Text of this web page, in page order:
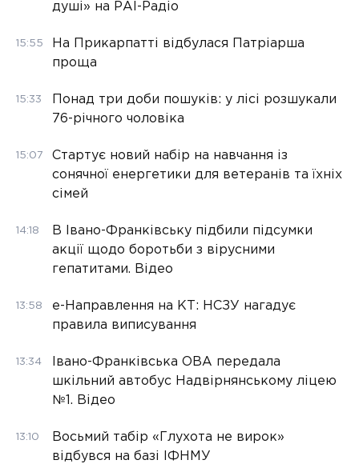
душі» на РАІ-Радіо
15:55
На Прикарпатті відбулася Патріарша
проща
15:33
Понад три доби пошуків: у лісі розшукали
76-річного чоловіка
15:07
Стартує новий набір на навчання із
сонячної енергетики для ветеранів та їхніх
сімей
14:18
В Івано-Франківську підбили підсумки
акції щодо боротьби з вірусними
гепатитами. Відео
13:58
е-Направлення на КТ: НСЗУ нагадує
правила виписування
13:34
Івано-Франківська ОВА передала
шкільний автобус Надвірнянському ліцею
№1. Відео
13:10
Восьмий табір «Глухота не вирок»
відбувся на базі ІФНМУ